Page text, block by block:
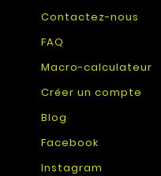
Contactez-nous
FAQ
Macro-calculateur
Créer un compte
Blog
Facebook
Instagram